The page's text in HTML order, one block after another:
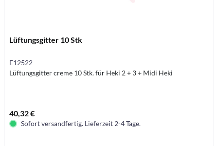
Lüftungsgitter 10 Stk
E12522
Lüftungsgitter creme 10 Stk. für Heki 2 + 3 + Midi Heki
40,32 €
Sofort versandfertig. Lieferzeit 2-4 Tage.